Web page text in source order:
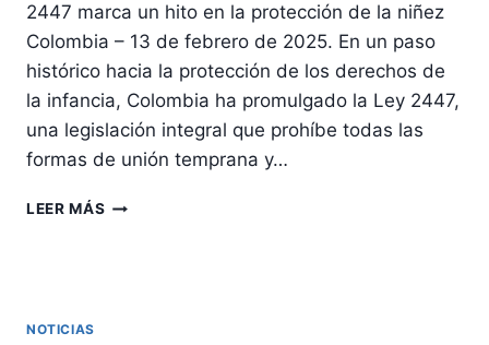
2447 marca un hito en la protección de la niñez
Colombia – 13 de febrero de 2025. En un paso
histórico hacia la protección de los derechos de
la infancia, Colombia ha promulgado la Ley 2447,
una legislación integral que prohíbe todas las
formas de unión temprana y…
LEER MÁS COLOMBIA
NOTICIAS